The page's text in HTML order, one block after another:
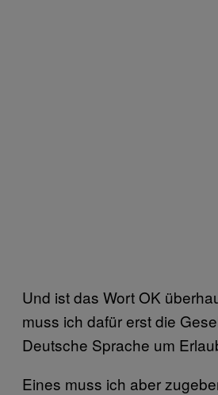
Und ist das Wort OK
muss ich dafür erst die
Deutsche Sprache um
Eines muss ich aber